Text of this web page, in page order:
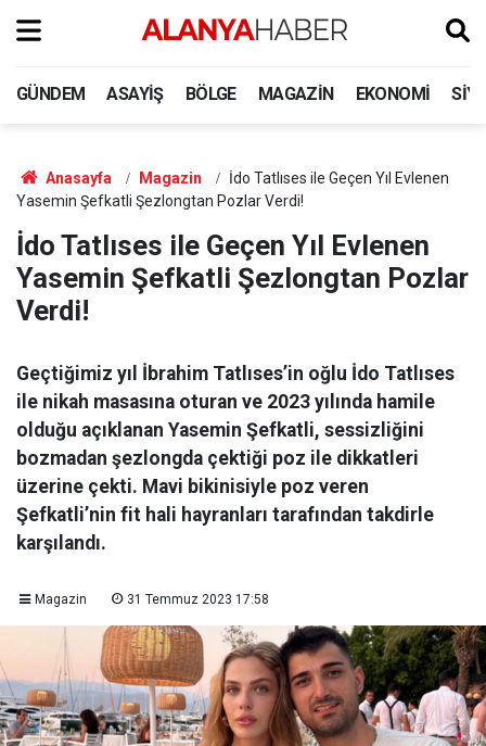
GÜNDEM ASAYIŞ BÖLGE MAGAZIN EKONOMI
Anasayfa Magazin
İdo Tatlıses ile Geçen Yıl Evlenen
Yasemin Şefkatli Şezlongtan Pozlar Verdi!
İdo Tatlıses ile Geçen Yıl Evlenen
Yasemin Şefkatli Şezlongtan Pozlar
Verdi!
Geçtiğimiz yıl İbrahim Tatlıses’in oğlu İdo Tatlıses
ile nikah masasına oturan ve 2023 yılında hamile
olduğu açıklanan Yasemin Şefkatli, sessizliğini
bozmadan şezlongda çektiği poz ile dikkatleri
üzerine çekti. Mavi bikinisiyle poz veren
Şefkatli’nin fit hali hayranları tarafından takdirle
karşılandı.
Magazin 31 Temmuz 2023 17:58